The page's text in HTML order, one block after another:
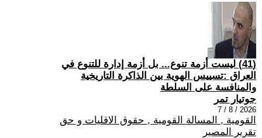
(41) ليست أزمة تنوع... بل أزمة إدارة للتنوع في
العراق :تسييس الهوية بين الذاكرة التاريخية
والمنافسة على السلطة
جوتيار تمر
2026 / 8 / 7
القومية , المسالة القومية , حقوق الاقليات و حق
تقرير المصير